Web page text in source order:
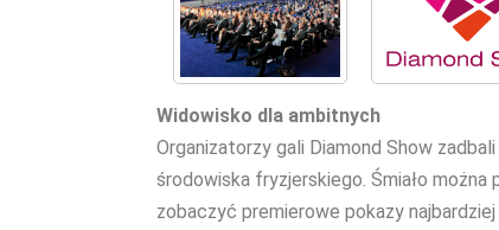
Widowisko dla ambitnych
Organizatorzy gali Diamond Show
środowiska fryzjerskiego. Śmiało
zobaczyć premierowe pokazy